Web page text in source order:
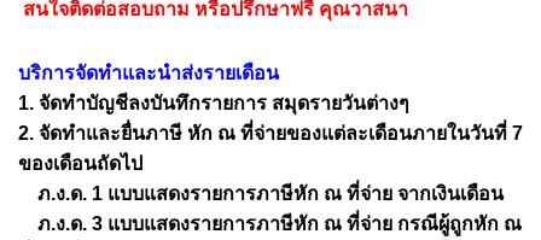
สนใจติดต่อสอบถาม หรือปรึกษาฟรี คุณวาสนา
บริการจัดทำและนำส่งรายเดือน
1. จัดทำบัญชีลงบันทึกรายการ สมุดรายวันต่างๆ
2. จัดทำและยื่นภาษี หัก ณ ที่จ่ายของแต่ละเดือนภายในวันที่ 7
ของเดือนถัดไป
ภ.ง.ด. 1 แบบแสดงรายการภาษีหัก ณ ที่จ่าย จากเงินเดือน
ภ.ง.ด. 3 แบบแสดงรายการภาษีหัก ณ ที่จ่าย กรณีผู้ถูกหัก ณ